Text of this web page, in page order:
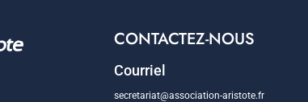
CONTACTEZ-NOUS
Courriel
secretariat@association-aristote.fr